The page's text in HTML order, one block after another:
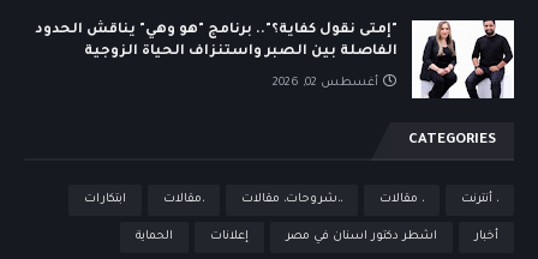
"إمتى نقول كفاية؟".. برنامج "هو وهي" يناقش الحدود
الفاصلة بين الصبر واستنزاف الحياة الزوجية
أغسطس 02, 2026
CATEGORIES
، أنترنت ، مقالات ،،شروحات، مقالات ،مقالات ابتكارات
أخبار اشطر دكتور اسنان في مصر إعلانات الحماية